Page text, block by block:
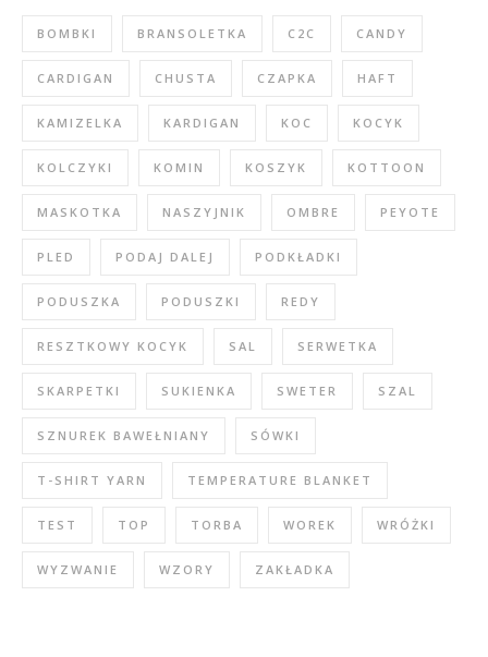
BOMBKI BRANSOLETKA C2C CANDY
CARDIGAN CHUSTA CZAPKA HAFT
KAMIZELKA KARDIGAN KOC KOCYK
KOLCZYKI KOMIN KOSZYK KOTTOON
MASKOTKA NASZYJNIK OMBRE PEYOTE
PLED PODAJ DALEJ PODKŁADKI
PODUSZKA PODUSZKI REDY
RESZTKOWY KOCYK SAL SERWETKA
SKARPETKI SUKIENKA SWETER SZAL
SZNUREK BAWEŁNIANY SÓWKI
T-SHIRT YARN TEMPERATURE BLANKET
TEST TOP TORBA WOREK WRÓŻKI
WYZWANIE WZORY ZAKŁADKA